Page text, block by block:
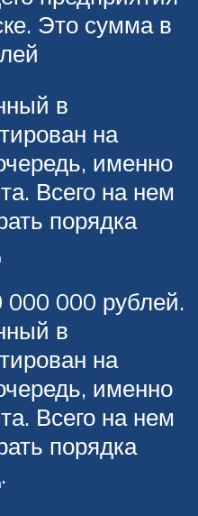
Это сумма в
в
на
именно
Всего на нем
порядка
000 рублей.
в
на
именно
Всего на нем
порядка